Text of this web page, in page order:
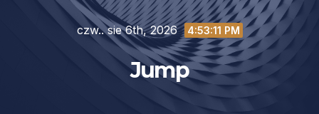
czw.. sie 6th, 2026 4:53:12 PM
Jump